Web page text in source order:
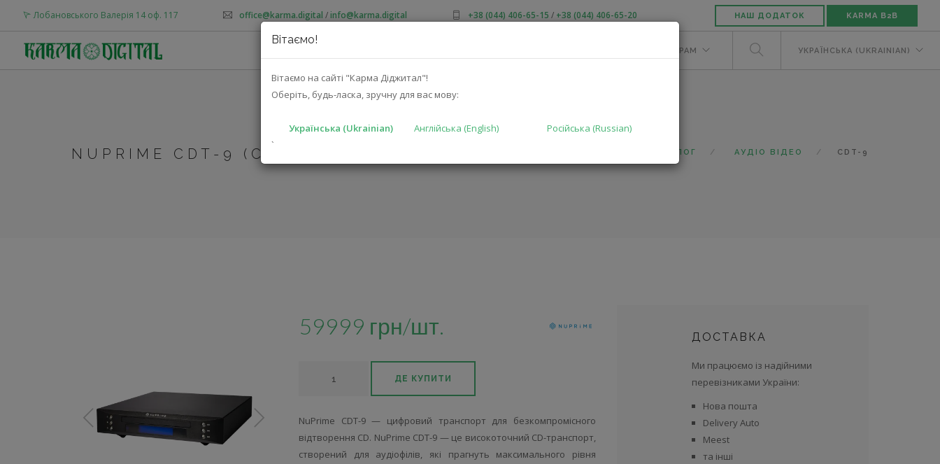
Вітаємо!
Вітаємо на сайті "Карма Діджитал"!
Оберіть, будь-ласка, зручну для вас мову:
Українська (Ukrainian) Англійська (English)
Російська (Russian)
`
Лобановського Валерія 14 оф. 117 office@karma.digital /info@karma.digital +38 (044) 406-65-15 / +38 (044) 406-65-20 НАШ ДОДАТОК KARMA B2B
ДИЛЕРАМ УКРАЇНСЬКА (UKRAINIAN)
NUPRIME CDT-9 (CDT-9-BLK) КАТАЛОГ АУДІО ВІДЕО CDT-9
59999 грн/шт.
ДЕ КУПИТИ
NuPrime CDT-9 — цифровий транспорт для безкомпромісного
відтворення CD. NuPrime CDT-9 — це високоточний CD-транспорт,
створений для аудіофілів, які прагнуть максимального рівня
ДОСТАВКА
Ми працюємо із надійними
перевізниками України:
Нова пошта
Delivery Auto
Meest
та інші